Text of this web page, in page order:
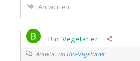
Antworten
Bio-Vegetarier
Antwort anBio-Vegetarier